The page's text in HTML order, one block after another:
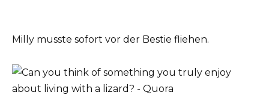
Milly musste sofort vor der Bestie fliehen.